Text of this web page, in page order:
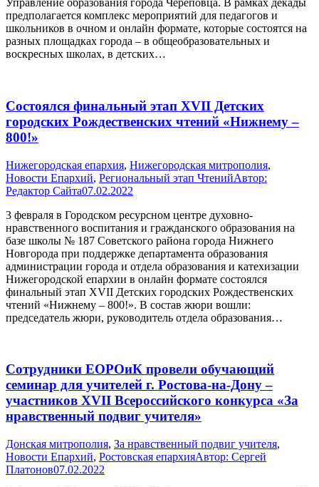
Управление образования города Череповца. В рамках декады
предполагается комплекс мероприятий для педагогов и
школьников в очном и онлайн формате, которые состоятся на
разных площадках города – в общеобразовательных и
воскресных школах, в детских…
Состоялся финальный этап XVII Детских
городских Рождественских чтений «Нижнему –
800!»
Нижегородская епархия, Нижегородская митрополия,
Новости Епархий, Региональный этап ЧтенийАвтор:
Редактор Сайта07.02.2022
3 февраля в Городском ресурсном центре духовно-
нравственного воспитания и гражданского образования на
базе школы № 187 Советского района города Нижнего
Новгорода при поддержке департамента образования
администрации города и отдела образования и катехизации
Нижегородской епархии в онлайн формате состоялся
финальный этап XVII Детских городских Рождественских
чтений «Нижнему – 800!». В состав жюри вошли:
председатель жюри, руководитель отдела образования…
Сотрудники ЕОРОиК провели обучающий
семинар для учителей г. Ростова-на-Дону –
участников XVII Всероссийского конкурса «За
нравственный подвиг учителя»
Донская митрополия, За нравственный подвиг учителя,
Новости Епархий, Ростовская епархияАвтор: Сергей
Платонов07.02.2022